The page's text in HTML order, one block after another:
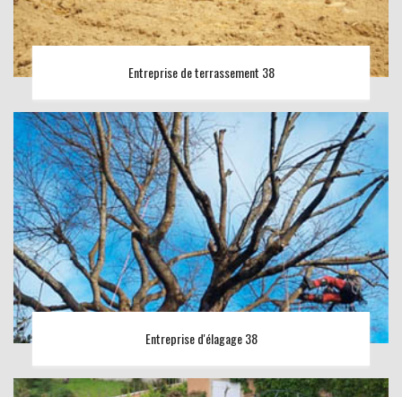
Entreprise de terrassement 38
Entreprise d'élagage 38